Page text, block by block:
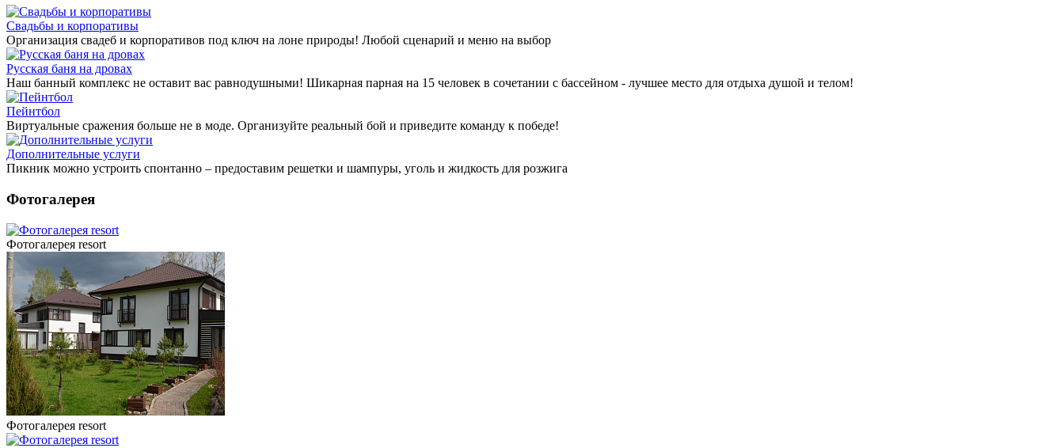
Свадьбы и корпоративы
Организация свадеб и корпоративов под ключ на лоне природы! Любой сценарий и меню на выбор
Русская баня на дровах
Наш банный комплекс не оставит вас равнодушными! Шикарная парная на 15 человек в сочетании с бассейном - лучшее место для отдыха душой и телом!
Пейнтбол
Виртуальные сражения больше не в моде. Организуйте реальный бой и приведите команду к победе!
Дополнительные услуги
Пикник можно устроить спонтанно – предоставим решетки и шампуры, уголь и жидкость для розжига
Фотогалерея
Фотогалерея resort
Фотогалерея resort